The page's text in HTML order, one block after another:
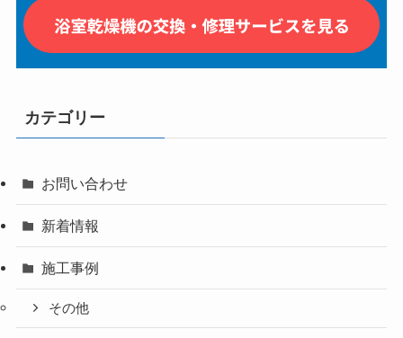
カテゴリー
お問い合わせ
新着情報
施工事例
その他